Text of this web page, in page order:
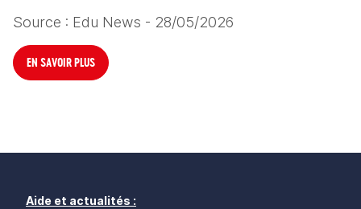
Source : Edu News - 28/05/2026
EN SAVOIR PLUS
Aide et actualités :